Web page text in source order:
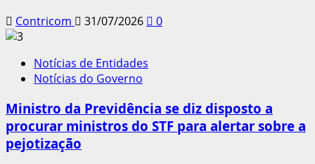
Contricom 31/07/2026 0
Notícias de Entidades
Notícias do Governo
Ministro da Previdência se diz disposto a
procurar ministros do STF para alertar sobre a
pejotização